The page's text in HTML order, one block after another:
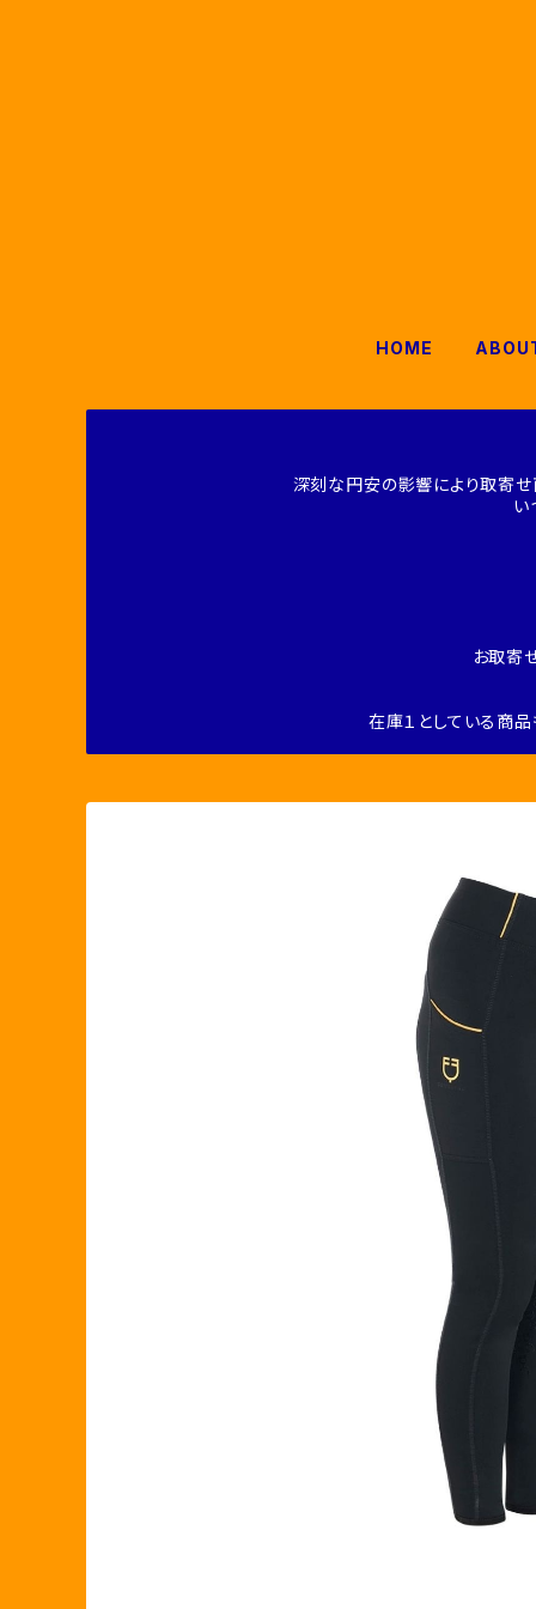
HOME
深刻な円安の影響により取寄せ
い
お取寄
在庫１としている商